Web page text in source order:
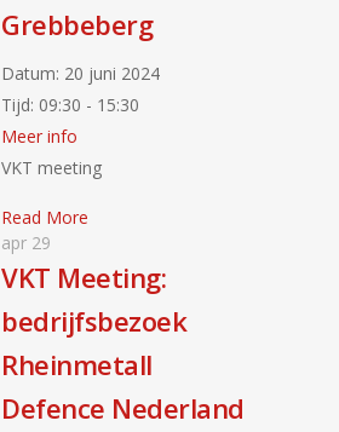
Grebbeberg
Datum: 20 juni 2024
Tijd: 09:30 - 15:30
Meer info
VKT meeting
Read More
apr 29
VKT Meeting:
bedrijfsbezoek
Rheinmetall
Defence Nederland